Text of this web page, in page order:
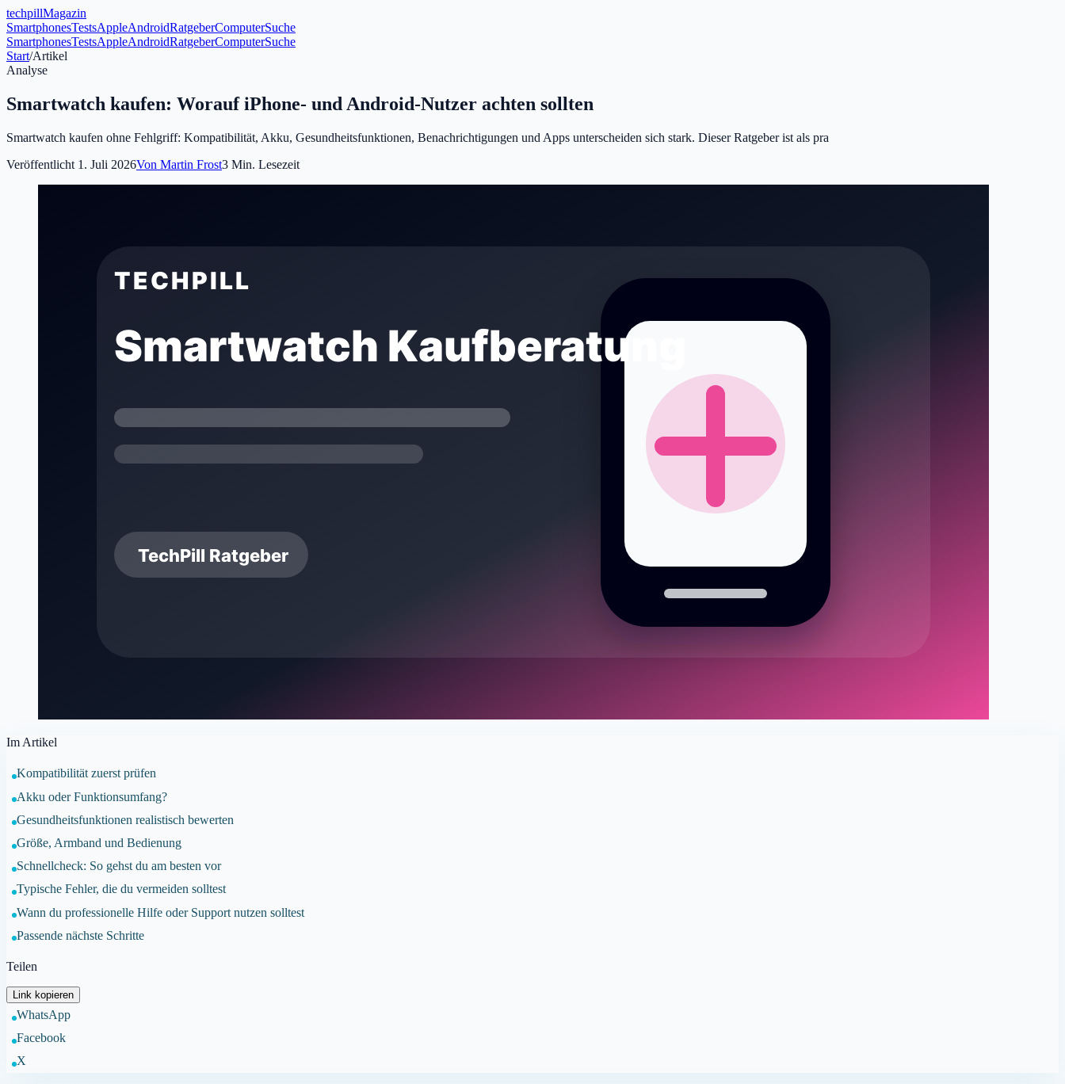
techpillMagazin
SmartphonesTestsAppleAndroidRatgeberComputerSuche
SmartphonesTestsAppleAndroidRatgeberComputerSuche
Start/Artikel
Analyse
Smartwatch kaufen: Worauf iPhone- und Android-Nutzer achten sollten
Smartwatch kaufen ohne Fehlgriff: Kompatibilität, Akku, Gesundheitsfunktionen, Benachrichtigungen und Apps unterscheiden sich stark. Dieser Ratgeber ist als pra
Veröffentlicht 1. Juli 2026Von Martin Frost3 Min. Lesezeit
Im Artikel
Kompatibilität zuerst prüfen
Akku oder Funktionsumfang?
Gesundheitsfunktionen realistisch bewerten
Größe, Armband und Bedienung
Schnellcheck: So gehst du am besten vor
Typische Fehler, die du vermeiden solltest
Wann du professionelle Hilfe oder Support nutzen solltest
Passende nächste Schritte
Teilen
Link kopieren
WhatsApp
Facebook
X